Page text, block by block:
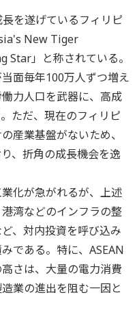
を遂げているフィリピ
New Tiger
Star」と称されている。
面毎年100万人ずつ増え
力人口を武器に、高成
ただ、現在のフィリピ
産業基盤がないため、
、折角の成長機会を逸
化が急がれるが、上述
湾などのインフラの整
、対内投資を呼び込み
である。特に、ASEAN
さは、大量の電力消費
業の進出を阻む一因と